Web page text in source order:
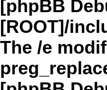
[phpBB
[ROOT]/
The /e